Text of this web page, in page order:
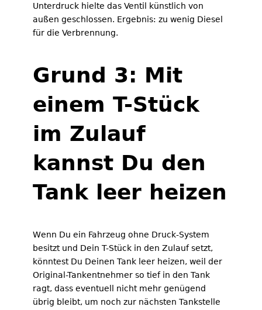
Unterdruck hielte das Ventil künstlich von
außen geschlossen. Ergebnis: zu wenig Diesel
für die Verbrennung.
Grund 3: Mit
einem T-Stück
im Zulauf
kannst Du den
Tank leer heizen
Wenn Du ein Fahrzeug ohne Druck-System
besitzt und Dein T-Stück in den Zulauf setzt,
könntest Du Deinen Tank leer heizen, weil der
Original-Tankentnehmer so tief in den Tank
ragt, dass eventuell nicht mehr genügend
übrig bleibt, um noch zur nächsten Tankstelle